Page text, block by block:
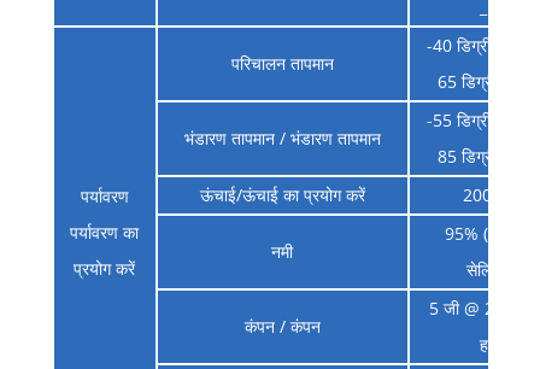
पर्यावरण
पर्यावरण का
प्रयोग करें
परिचालन तापमान
-40 डिग्री
65 डिग्री
भंडारण तापमान / भंडारण तापमान
-55 डिग्री
85 डिग्री
ऊंचाई/ऊंचाई का प्रयोग करें
20000 मी
नमी
95% (25
सेल्सियस)
कंपन / कंपन
5 जी @ 20 ~
हर्ट्ज